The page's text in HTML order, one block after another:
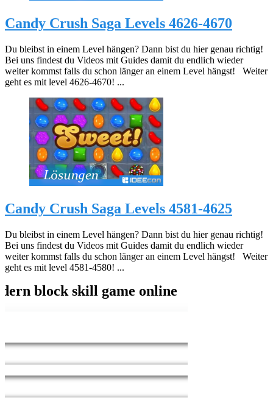
Candy Crush Saga Levels 4626-4670
Du bleibst in einem Level hängen? Dann bist du hier genau richtig!
Bei uns findest du Videos mit Guides damit du endlich wieder
weiter kommst falls du schon länger an einem Level hängst! Weiter
geht es mit level 4626-4670! ...
Candy Crush Saga Levels 4581-4625
Du bleibst in einem Level hängen? Dann bist du hier genau richtig!
Bei uns findest du Videos mit Guides damit du endlich wieder
weiter kommst falls du schon länger an einem Level hängst! Weiter
geht es mit level 4581-4580! ...